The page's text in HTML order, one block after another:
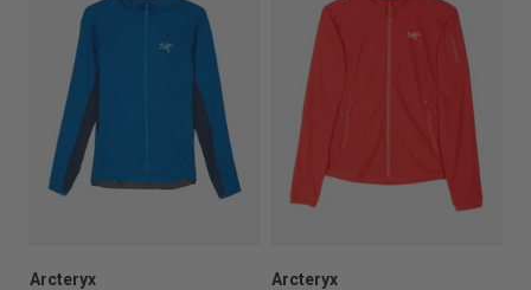
Arcteryx
Arcteryx